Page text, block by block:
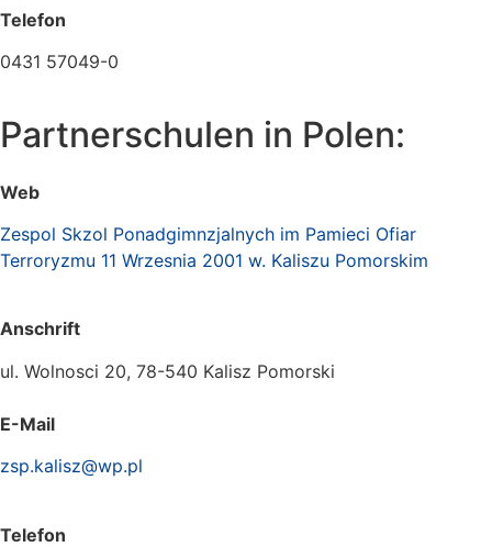
Telefon
0431 57049-0
Partnerschulen in Polen:
Web
Zespol Skzol Ponadgimnzjalnych im Pamieci Ofiar
Terroryzmu 11 Wrzesnia 2001 w. Kaliszu Pomorskim
Anschrift
ul. Wolnosci 20, 78-540 Kalisz Pomorski
E-Mail
zsp.kalisz@wp.pl
Telefon